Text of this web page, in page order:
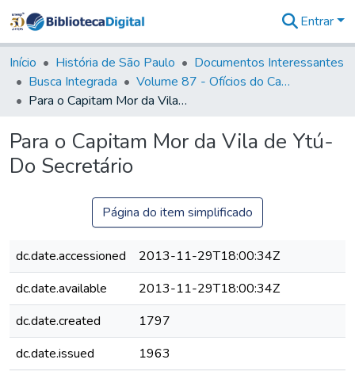
&
Coleções
Tudo na
Biblioteca
Estatísticas
Entrar
Início História de São Paulo
Documentos Interessantes
Busca Integrada
Volume 87 - Ofícios do Capitão General Antonio Manoel de Melo Castro e Mendonça (1797- 1801)
Para o Capitam Mor da Vila de Ytú- Do Secretário
Para o Capitam Mor da Vila de Ytú-
Do Secretário
Página do item simplificado
dc.date.accessioned
2013-11-29T18:00:34Z
dc.date.available
2013-11-29T18:00:34Z
dc.date.created
1797
dc.date.issued
1963